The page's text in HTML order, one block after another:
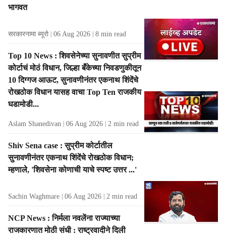
g
s
l
t
s
भागवत
सरकारनामा ब्यूरो 06 Aug 2026 8 min read
Top 10 News : शिवसेनेच्या सुनावणीत सुप्रीम
कोर्टाचं मोठं विधान, जिल्हा बँकेच्या निवडणुकीतून
10 दिग्गज आऊट, सुनावणीनंतर एकनाथ शिंदेंचे
रोखठोक विधान यासह वाचा Top Ten राजकीय
घडामोडी...
Aslam Shanedivan 06 Aug 2026 2 min read
Shiv Sena case : सुप्रीम कोर्टातील
सुनावणीनंतर एकनाथ शिंदेंचे रोखठोक विधान;
म्हणाले, 'शिवसेना कोणाची याचे स्पष्ट उत्तर ...'
Sachin Waghmare 06 Aug 2026 2 min read
NCP News : निर्मला नवलेंना राज्याच्या
राजकारणात मोठी संधी : राष्ट्रवादीने दिली